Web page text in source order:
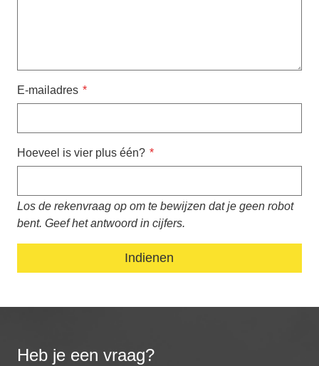
E-mailadres
Hoeveel is vier plus één?
Los de rekenvraag op om te bewijzen dat je geen robot
bent. Geef het antwoord in cijfers.
Heb je een vraag?